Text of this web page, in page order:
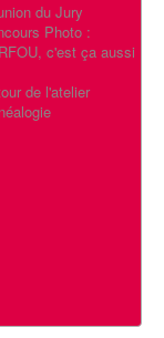
du Jury
Photo :
c'est ça aussi
de l'atelier